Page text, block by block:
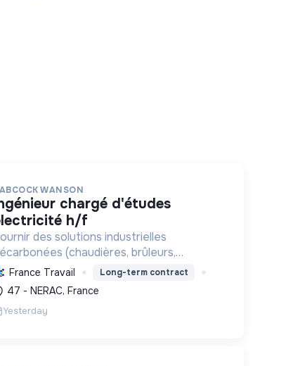
WANSON
h/f
des solutions industrielles
(chaudières, brûleurs,
et des services associés, tout
contribuant activement à la transition
et écologique mondiale par
France Travail Long-term contract
47 - NERAC, France
Yesterday